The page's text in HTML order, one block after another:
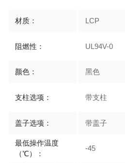
材质： LCP
阻燃性： UL94V-0
颜色： 黑色
支柱选项： 带支柱
盖子选项： 带盖子
最低操作温度
（℃）：
-45